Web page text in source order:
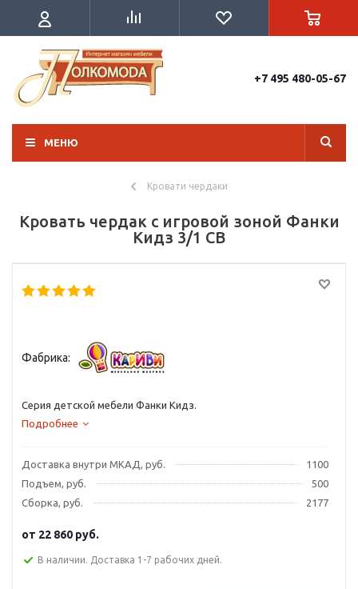
+7 495 480-05-67
МЕНЮ
Кровати чердаки
Кровать чердак с игровой зоной Фанки
Кидз 3/1 СВ
Фабрика:
Серия детской мебели Фанки Кидз.
Подробнее
Доставка внутри МКАД, руб.
1100
Подъем, руб.
500
Сборка, руб.
2177
от 22 860 руб.
В наличии. Доставка 1-7 рабочих дней.